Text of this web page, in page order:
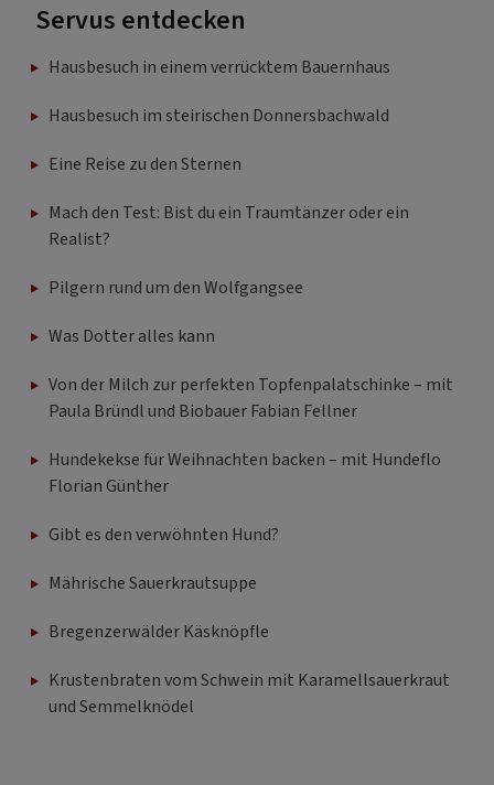
Servus entdecken
Hausbesuch in einem verrücktem Bauernhaus
Hausbesuch im steirischen Donnersbachwald
Eine Reise zu den Sternen
Mach den Test: Bist du ein Traumtänzer oder ein
Realist?
Pilgern rund um den Wolfgangsee
Was Dotter alles kann
Von der Milch zur perfekten Topfenpalatschinke – mit
Paula Bründl und Biobauer Fabian Fellner
Hundekekse für Weihnachten backen – mit Hundeflo
Florian Günther
Gibt es den verwöhnten Hund?
Mährische Sauerkrautsuppe
Bregenzerwälder Käsknöpfle
Krustenbraten vom Schwein mit Karamellsauerkraut
und Semmelknödel